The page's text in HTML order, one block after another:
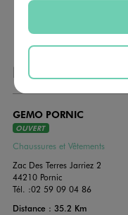
dans de jolies
NOS AUTRES
GEMO PORNIC
OUVERT
Chaussures et Vêtements
Zac Des Terres Jarriez 2
44210 Pornic
Tél. :02 59 09 04 86
Distance : 35.2 Km